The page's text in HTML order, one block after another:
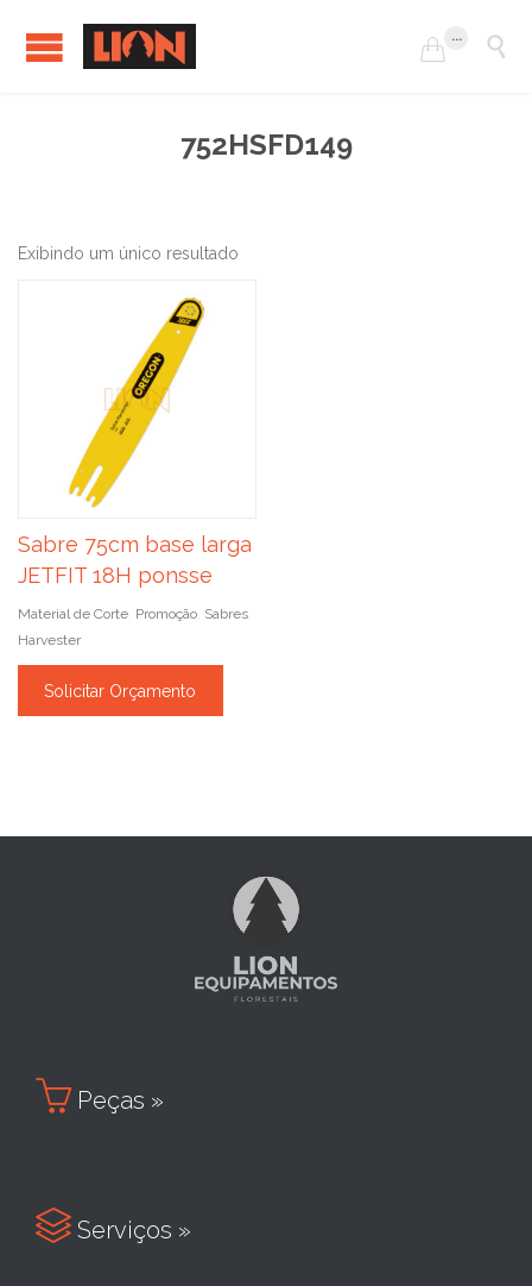

... 
752HSFD149
Exibindo um único resultado
Sabre 75cm base larga
JETFIT 18H ponsse
Material de Corte Promoção Sabres
Harvester
Solicitar Orçamento
 Peças »
 Serviços »